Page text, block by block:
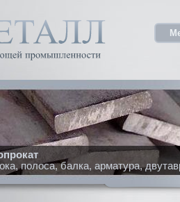
полоса, балка, арматура,